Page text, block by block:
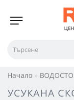
Начало
УСУКАНА